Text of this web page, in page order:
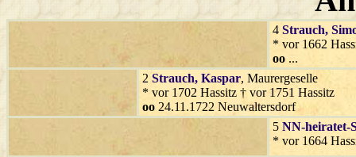
4 Strauch,
* vor 1662
oo ...
2 Strauch, Kaspar, Maurergeselle
* vor 1702 Hassitz † vor 1751 Hassitz
oo 24.11.1722 Neuwaltersdorf
5 NN-heiratet-
* vor 1664